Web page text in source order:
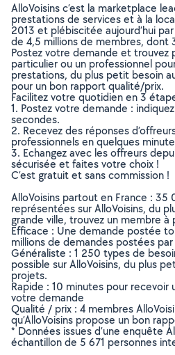
AlloVoisins c’est la marketplace
prestations de services et à la
2013 et plébiscitée aujourd’hui
de 4,5 millions de membres,
Postez votre demande et trouvez
particulier ou un professionnel
prestations, du plus petit besoin
pour un bon rapport qualité/prix.
Facilitez votre quotidien en 3
1. Postez votre demande :
secondes.
2. Recevez des réponses
professionnels en quelques
3. Echangez avec les offreurs
sécurisée et faites votre choix !
C’est gratuit et sans commission !
AlloVoisins partout en France : 35
représentées sur AlloVoisins, du
grande ville, trouvez un membre à
Efficace : Une demande postée
millions de demandes postées par
Généraliste : 1 250 types de
possible sur AlloVoisins, du plus
projets.
Rapide : 10 minutes pour recevoir
votre demande
Qualité / prix : 4 membres
qu’AlloVoisins propose un bon
* Données issues d’une enquête
échantillon de 5 671 personnes